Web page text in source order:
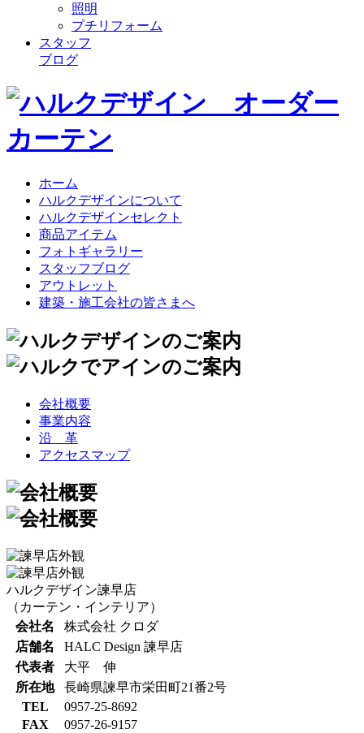
照明
プチリフォーム
スタッフ
ブログ
ホーム
ハルクデザインについて
ハルクデザインセレクト
商品アイテム
フォトギャラリー
スタッフブログ
アウトレット
建築・施工会社の皆さまへ
会社概要
事業内容
沿 革
アクセスマップ
ハルクデザイン諫早店
（カーテン・インテリア）
会社名
株式会社 クロダ
店舗名
HALC Design 諫早店
代表者
大平 伸
所在地
長崎県諫早市栄田町21番2号
TEL
0957-25-8692
FAX
0957-26-9157